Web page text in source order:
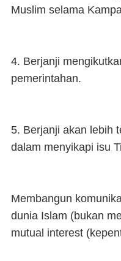
Muslim selama
4. Berjanji
pemerintahan.
5. Berjanji akan lebih
dalam menyikapi isu
Membangun
dunia Islam (bukan
mutual interest